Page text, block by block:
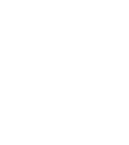
prestrelku! V
už v prvej minúte